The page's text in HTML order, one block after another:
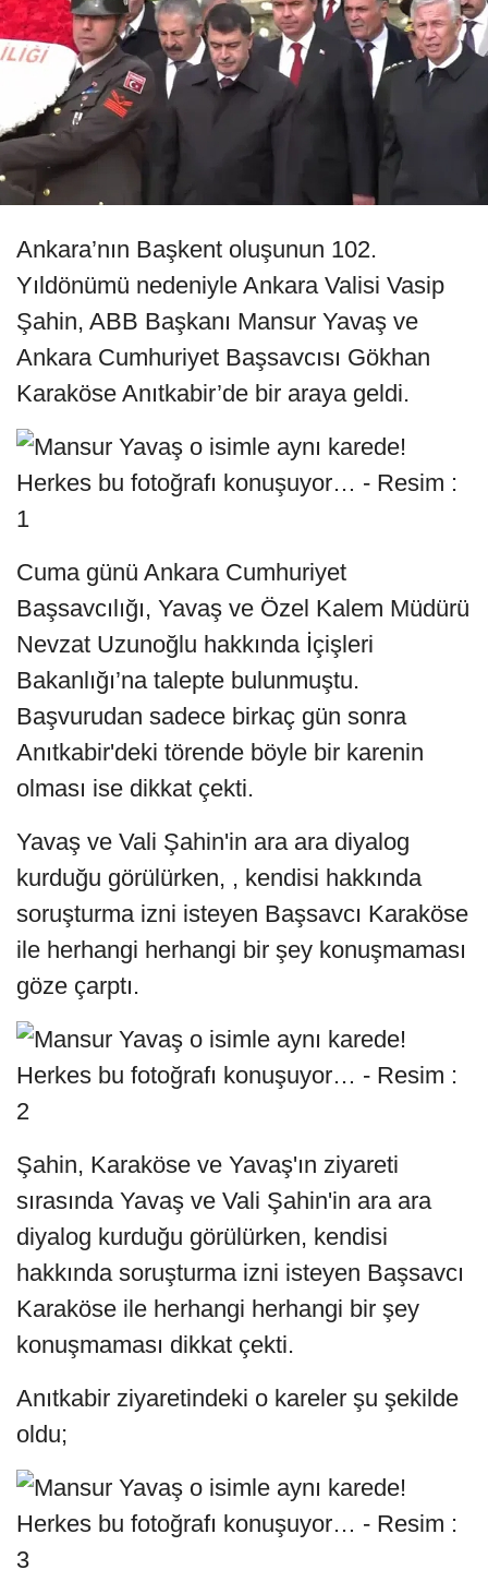
Ankara’nın Başkent oluşunun 102.
Yıldönümü nedeniyle Ankara Valisi Vasip
Şahin, ABB Başkanı Mansur Yavaş ve
Ankara Cumhuriyet Başsavcısı Gökhan
Karaköse Anıtkabir’de bir araya geldi.
Cuma günü Ankara Cumhuriyet
Başsavcılığı, Yavaş ve Özel Kalem Müdürü
Nevzat Uzunoğlu hakkında İçişleri
Bakanlığı’na talepte bulunmuştu.
Başvurudan sadece birkaç gün sonra
Anıtkabir'deki törende böyle bir karenin
olması ise dikkat çekti.
Yavaş ve Vali Şahin'in ara ara diyalog
kurduğu görülürken, , kendisi hakkında
soruşturma izni isteyen Başsavcı Karaköse
ile herhangi herhangi bir şey konuşmaması
göze çarptı.
Şahin, Karaköse ve Yavaş'ın ziyareti
sırasında Yavaş ve Vali Şahin'in ara ara
diyalog kurduğu görülürken, kendisi
hakkında soruşturma izni isteyen Başsavcı
Karaköse ile herhangi herhangi bir şey
konuşmaması dikkat çekti.
Anıtkabir ziyaretindeki o kareler şu şekilde
oldu;